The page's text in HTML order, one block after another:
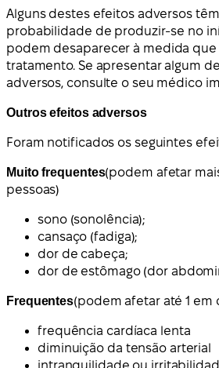
Alguns destes efeitos adversos
probabilidade de produzir-se no
podem desaparecer à medida
tratamento. Se apresentar algum
adversos, consulte o seu médico
Outros efeitos adversos
Foram notificados os seguintes
Muito frequentes(podem afetar
pessoas)
sono (sonolência);
cansaço (fadiga);
dor de cabeça;
dor de estômago (dor
Frequentes(podem afetar até 1 em
frequência cardíaca lenta
diminuição da tensão arterial
intranquilidade ou